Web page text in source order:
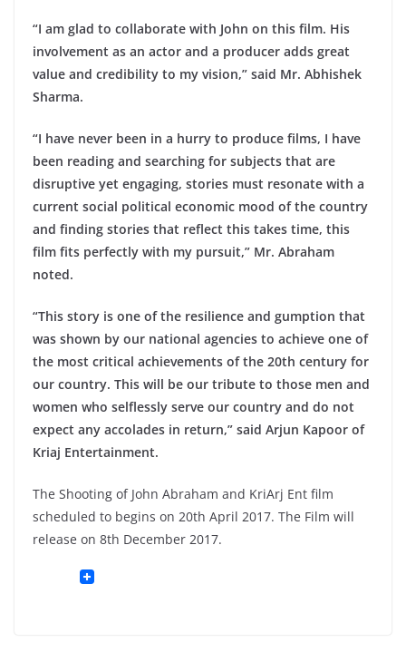
“I am glad to collaborate with John on this film. His
involvement as an actor and a producer adds great
value and credibility to my vision,” said Mr. Abhishek
Sharma.
“I have never been in a hurry to produce films, I have
been reading and searching for subjects that are
disruptive yet engaging, stories must resonate with a
current social political economic mood of the country
and finding stories that reflect this takes time, this
film fits perfectly with my pursuit,” Mr. Abraham
noted.
“This story is one of the resilience and gumption that
was shown by our national agencies to achieve one of
the most critical achievements of the 20th century for
our country. This will be our tribute to those men and
women who selflessly serve our country and do not
expect any accolades in return,” said Arjun Kapoor of
Kriaj Entertainment.
The Shooting of John Abraham and KriArj Ent film
scheduled to begins on 20th April 2017. The Film will
release on 8th December 2017.